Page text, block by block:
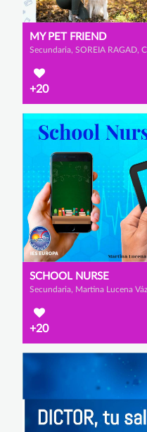
MY PET FRIEND
+20
SCHOOL NURSE
+20